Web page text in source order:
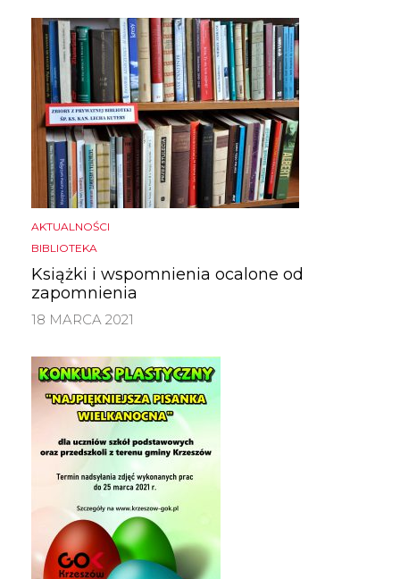
AKTUALNOŚCI
BIBLIOTEKA
Książki i wspomnienia ocalone od
zapomnienia
18 MARCA 2021